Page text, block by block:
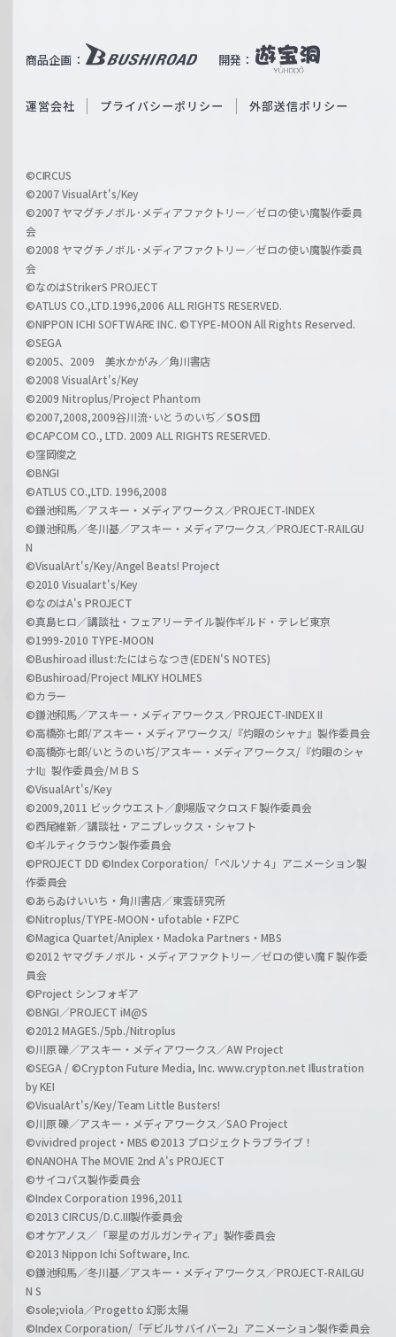
ß
c
a
r
z
商品企画： 開発：
b
O
i
l
h
a
n
l
運営会社 プライバシーポリシー 外部送信ポリシー
©CIRCUS
©2007 VisualArt's/Key
©2007 ヤマグチノボル･メディアファクトリー／ゼロの使い魔製作委員
会
©2008 ヤマグチノボル･メディアファクトリー／ゼロの使い魔製作委員
会
©なのはStrikerS PROJECT
©ATLUS CO.,LTD.1996,2006 ALL RIGHTS RESERVED.
©NIPPON ICHI SOFTWARE INC. ©TYPE-MOON All Rights Reserved.
©SEGA
©2005、2009 美水かがみ／角川書店
©2008 VisualArt's/Key
©2009 Nitroplus/Project Phantom
©2007,2008,2009谷川流･いとうのいぢ／SOS団
©CAPCOM CO., LTD. 2009 ALL RIGHTS RESERVED.
©窪岡俊之
©BNGI
©ATLUS CO.,LTD. 1996,2008
©鎌池和馬／アスキー・メディアワークス／PROJECT-INDEX
©鎌池和馬／冬川基／アスキー・メディアワークス／PROJECT-RAILGU
N
©VisualArt's/Key/Angel Beats! Project
©2010 Visualart's/Key
©なのはA's PROJECT
©真島ヒロ／講談社・フェアリーテイル製作ギルド・テレビ東京
©1999-2010 TYPE-MOON
©Bushiroad illust:たにはらなつき(EDEN'S NOTES)
©Bushiroad/Project MILKY HOLMES
©カラー
©鎌池和馬／アスキー・メディアワークス／PROJECT-INDEX II
©高橋弥七郎/アスキー・メディアワークス/『灼眼のシャナ』製作委員会
©高橋弥七郎/いとうのいぢ/アスキー・メディアワークス/『灼眼のシャ
ナII』製作委員会/ＭＢＳ
©VisualArt's/Key
©2009,2011 ビックウエスト／劇場版マクロスＦ製作委員会
©西尾維新／講談社・アニプレックス・シャフト
©ギルティクラウン製作委員会
©PROJECT DD ©Index Corporation/「ペルソナ４」アニメーション製
作委員会
©あらゐけいいち・角川書店／東雲研究所
©Nitroplus/TYPE-MOON・ufotable・FZPC
©Magica Quartet/Aniplex・Madoka Partners・MBS
©2012 ヤマグチノボル・メディアファクトリー／ゼロの使い魔Ｆ製作委
員会
©Project シンフォギア
©BNGI／PROJECT iM@S
©2012 MAGES./5pb./Nitroplus
©川原 礫／アスキー・メディアワークス／AW Project
©SEGA / ©Crypton Future Media, Inc. www.crypton.net Illustration
by KEI
©VisualArt's/Key/Team Little Busters!
©川原 礫／アスキー・メディアワークス／SAO Project
©vividred project・MBS ©2013 プロジェクトラブライブ！
©NANOHA The MOVIE 2nd A's PROJECT
©サイコパス製作委員会
©Index Corporation 1996,2011
©2013 CIRCUS/D.C.III製作委員会
©オケアノス／「翠星のガルガンティア」製作委員会
©2013 Nippon Ichi Software, Inc.
©鎌池和馬／冬川基／アスキー・メディアワークス／PROJECT-RAILGU
N S
©sole;viola／Progetto 幻影太陽
©Index Corporation/「デビルサバイバー2」アニメーション製作委員会